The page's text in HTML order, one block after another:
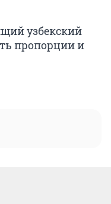
узбекский
пропорции и